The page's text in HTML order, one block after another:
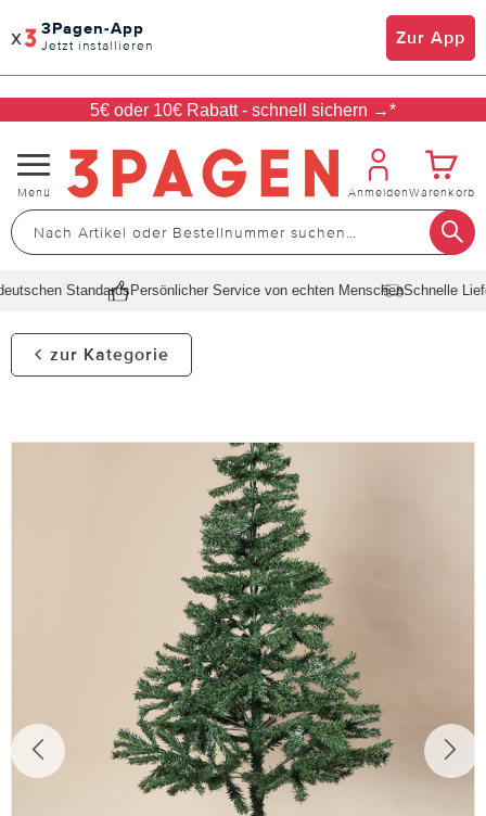
x 3Pagen-App
Jetzt installieren Zur App
5€ oder 10€ Rabatt - schnell sichern →*
Navigation
umschalten
Menü AnmeldenWarenkorb
StandardsPersönlicher Service von echten MenschenSchnelle
zur Kategorie